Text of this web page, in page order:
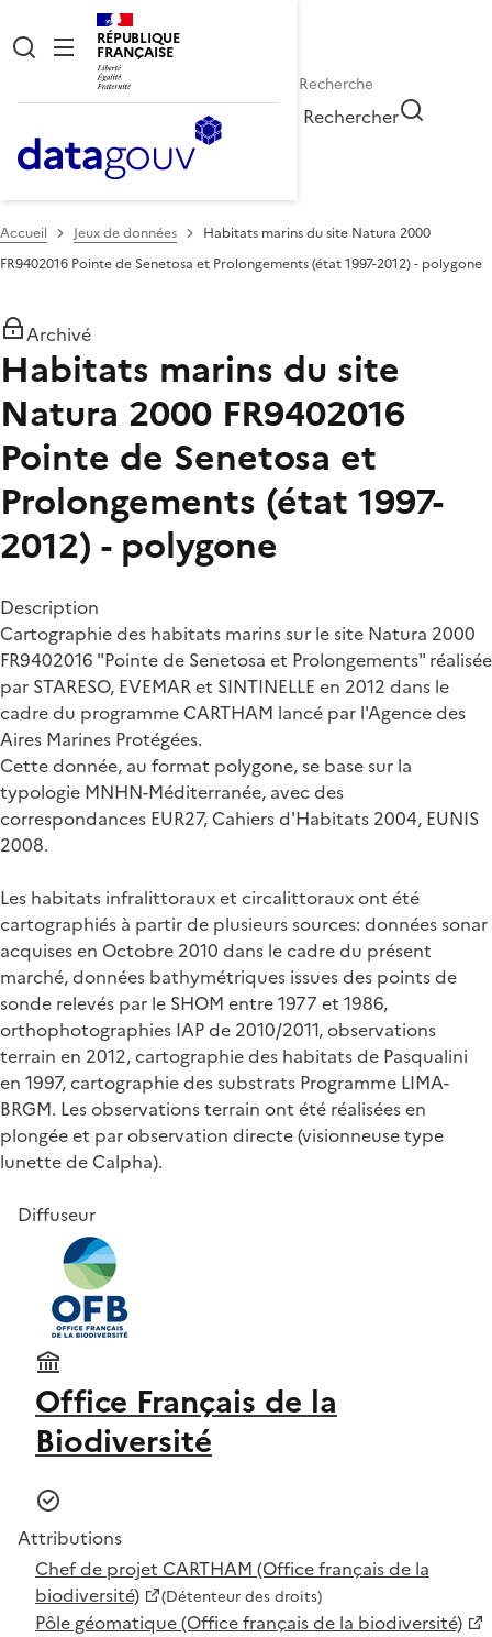
RÉPUBLIQUE
FRANÇAISE
Rechercher
Accueil Jeux de données
Habitats marins du site Natura 2000
FR9402016 Pointe de Senetosa et Prolongements (état 1997-2012) - polygone
Archivé
Habitats marins du site
Natura 2000 FR9402016
Pointe de Senetosa et
Prolongements (état 1997-
2012) - polygone
Description
Cartographie des habitats marins sur le site Natura 2000
FR9402016 "Pointe de Senetosa et Prolongements" réalisée
par STARESO, EVEMAR et SINTINELLE en 2012 dans le
cadre du programme CARTHAM lancé par l'Agence des
Aires Marines Protégées.
Cette donnée, au format polygone, se base sur la
typologie MNHN-Méditerranée, avec des
correspondances EUR27, Cahiers d'Habitats 2004, EUNIS
2008.
Les habitats infralittoraux et circalittoraux ont été
cartographiés à partir de plusieurs sources: données sonar
acquises en Octobre 2010 dans le cadre du présent
marché, données bathymétriques issues des points de
sonde relevés par le SHOM entre 1977 et 1986,
orthophotographies IAP de 2010/2011, observations
terrain en 2012, cartographie des habitats de Pasqualini
en 1997, cartographie des substrats Programme LIMA-
BRGM. Les observations terrain ont été réalisées en
plongée et par observation directe (visionneuse type
lunette de Calpha).
Diffuseur
Office Français de la
Biodiversité
Attributions
Chef de projet CARTHAM (Office français de la
biodiversité)
(Détenteur des droits)
Pôle géomatique (Office français de la biodiversité)